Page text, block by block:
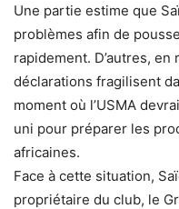
Une partie estime que
problèmes afin de
rapidement. D’autres,
déclarations fragilisent
moment où l’USMA
uni pour préparer les
africaines.
Face à cette situation,
propriétaire du club, le